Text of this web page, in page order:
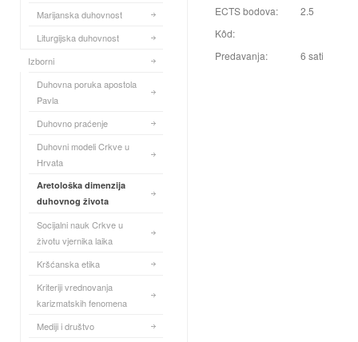
ECTS bodova:
2.5
Kôd:
Predavanja:
6 sati
Marijanska duhovnost
Liturgijska duhovnost
Izborni
Duhovna poruka apostola
Pavla
Duhovno praćenje
Duhovni modeli Crkve u
Hrvata
Aretološka dimenzija
duhovnog života
Socijalni nauk Crkve u
životu vjernika laika
Kršćanska etika
Kriteriji vrednovanja
karizmatskih fenomena
Mediji i društvo